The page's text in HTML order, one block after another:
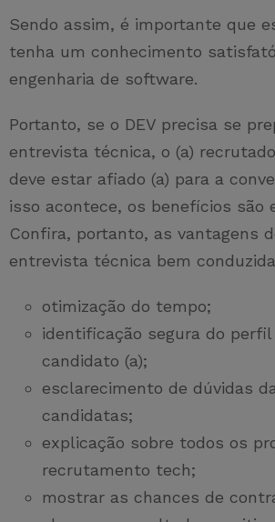
Sendo assim, é importante que
tenha um conhecimento
engenharia de software.
Portanto, se o DEV precisa se
entrevista técnica, o (a)
deve estar afiado (a) para a
isso acontece, os benefícios são
Confira, portanto, as vantagens
entrevista técnica bem
otimização do tempo;
identificação segura do perfil
candidato (a);
esclarecimento de dúvidas
candidatas;
explicação sobre todos os
recrutamento tech;
mostrar as chances de